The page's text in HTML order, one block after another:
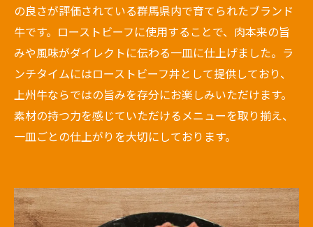
の良さが評価されている群馬県内で育てられたブランド
牛です。ローストビーフに使用することで、肉本来の旨
みや風味がダイレクトに伝わる一皿に仕上げました。ラ
ンチタイムにはローストビーフ丼として提供しており、
上州牛ならではの旨みを存分にお楽しみいただけます。
素材の持つ力を感じていただけるメニューを取り揃え、
一皿ごとの仕上がりを大切にしております。